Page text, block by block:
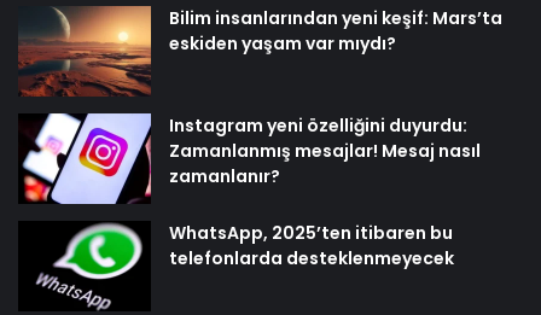
Bilim insanlarından yeni keşif: Mars’ta
eskiden yaşam var mıydı?
Instagram yeni özelliğini duyurdu:
Zamanlanmış mesajlar! Mesaj nasıl
zamanlanır?
WhatsApp, 2025’ten itibaren bu
telefonlarda desteklenmeyecek